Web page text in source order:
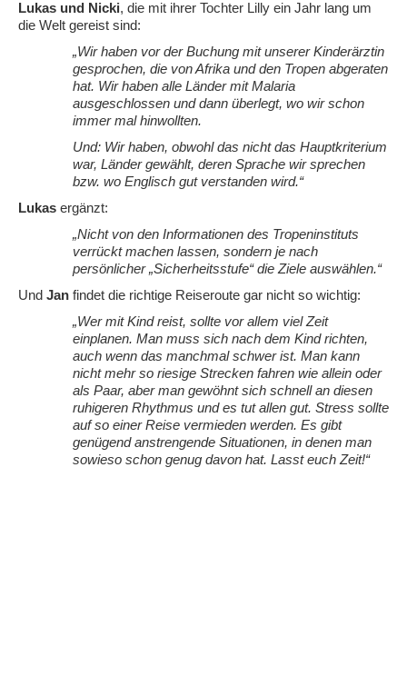
Lukas und Nicki, die mit ihrer Tochter Lilly ein Jahr lang um
die Welt gereist sind:
„Wir haben vor der Buchung mit unserer Kinderärztin
gesprochen, die von Afrika und den Tropen abgeraten
hat. Wir haben alle Länder mit Malaria
ausgeschlossen und dann überlegt, wo wir schon
immer mal hinwollten.
Und: Wir haben, obwohl das nicht das Hauptkriterium
war, Länder gewählt, deren Sprache wir sprechen
bzw. wo Englisch gut verstanden wird.“
Lukas ergänzt:
„Nicht von den Informationen des Tropeninstituts
verrückt machen lassen, sondern je nach
persönlicher „Sicherheitsstufe“ die Ziele auswählen.“
Und Jan findet die richtige Reiseroute gar nicht so wichtig:
„Wer mit Kind reist, sollte vor allem viel Zeit
einplanen. Man muss sich nach dem Kind richten,
auch wenn das manchmal schwer ist. Man kann
nicht mehr so riesige Strecken fahren wie allein oder
als Paar, aber man gewöhnt sich schnell an diesen
ruhigeren Rhythmus und es tut allen gut. Stress sollte
auf so einer Reise vermieden werden. Es gibt
genügend anstrengende Situationen, in denen man
sowieso schon genug davon hat. Lasst euch Zeit!“